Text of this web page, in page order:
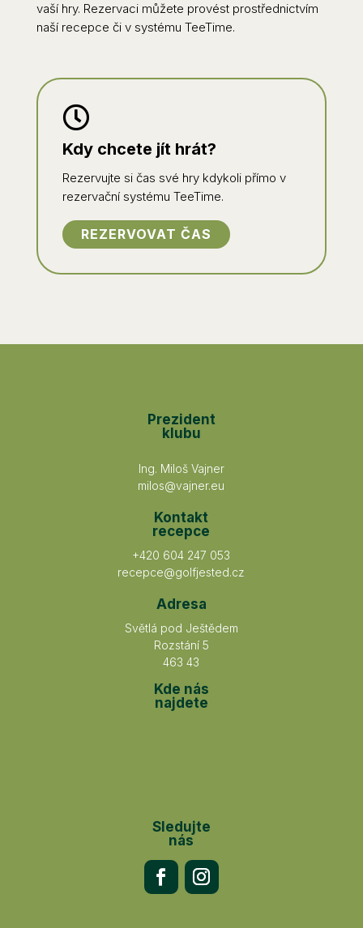
vaší hry. Rezervaci můžete provést prostřednictvím
naší recepce či v systému TeeTime.

Kdy chcete jít hrát?
Rezervujte si čas své hry kdykoli přímo v
rezervační systému TeeTime.
REZERVOVAT ČAS
Prezident
klubu
Ing. Miloš Vajner
milos@vajner.eu
Kontakt
recepce
+420 604 247 053
recepce@golfjested.cz
Adresa
Světlá pod Ještědem
Rozstání 5
463 43
Kde nás
najdete
Sledujte
nás